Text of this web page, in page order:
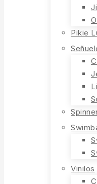
Pikie
Vinilos